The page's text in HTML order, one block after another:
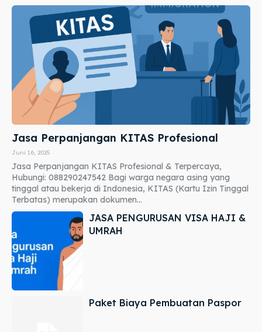
Jasa Perpanjangan KITAS Profesional
Juni 16, 2025
Jasa Perpanjangan KITAS Profesional & Terpercaya,
Hubungi: 088290247542 Bagi warga negara asing yang
tinggal atau bekerja di Indonesia, KITAS (Kartu Izin Tinggal
Terbatas) merupakan dokumen...
JASA PENGURUSAN VISA HAJI &
UMRAH
Paket Biaya Pembuatan Paspor